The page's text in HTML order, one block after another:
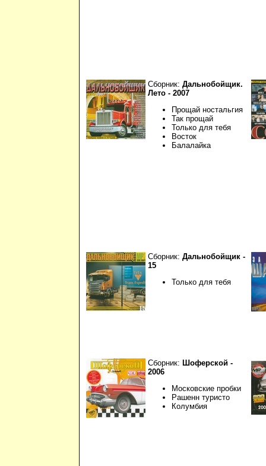
Сборник: Дальнобойщик.
Лето - 2007
Прощай ностальгия
Так прощай
Только для тебя
Восток
Балалайка
Сборник: Дальнобойщик -
15
Только для тебя
Сборник: Шоферской -
2006
Московские пробки
Рашенн туристо
Колумбия